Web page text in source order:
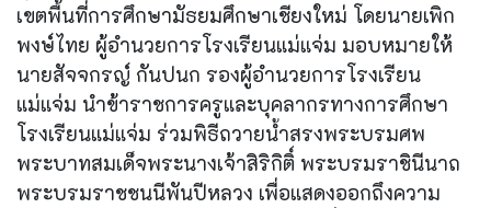
เขตพื้นที่การศึกษามัธยมศึกษาเชียงใหม่ โดยนายเพิก
พงษ์ไทย ผู้อำนวยการโรงเรียนแม่แจ่ม มอบหมายให้
นายสัจจกรญ์ กันปนก รองผู้อำนวยการโรงเรียน
แม่แจ่ม นำข้าราชการครูและบุคลากรทางการศึกษา
โรงเรียนแม่แจ่ม ร่วมพิธีถวายน้ำสรงพระบรมศพ
พระบาทสมเด็จพระนางเจ้าสิริกิติ์ พระบรมราชินีนาถ
พระบรมราชชนนีพันปีหลวง เพื่อแสดงออกถึงความ